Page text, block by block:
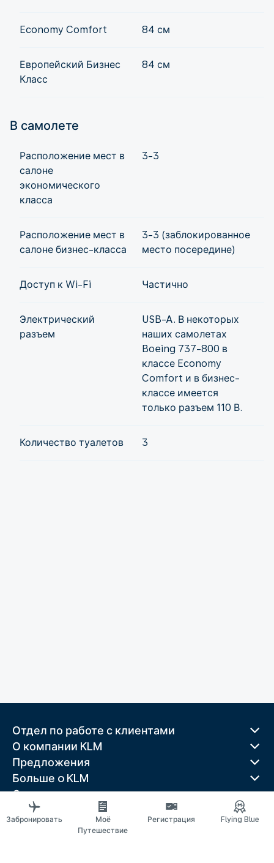
Economy Comfort 84 см
Европейский Бизнес
Класс
84 см
В самолете
Расположение мест в
салоне
экономического
класса
3-3
Расположение мест в
салоне бизнес-класса
3-3 (заблокированное
место посередине)
Доступ к Wi-Fi Частично
Электрический
разъем
USB-A. В некоторых
наших самолетах
Boeing 737-800 в
классе Economy
Comfort и в бизнес-
классе имеется
только разъем 110 В.
Количество туалетов 3
Отдел по работе с клиентами
О компании KLM
Предложения
Больше o KLM
Скачать приложение
Связанные веб-сайты
Путеводители
Забронировать
Моё
Путешествие
Регистрация Flying Blue